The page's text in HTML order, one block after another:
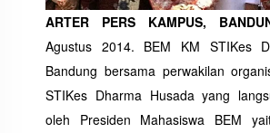
ARTER PERS KAMPUS,
Agustus 2014. BEM KM STIKes
Bandung bersama perwakilan
STIKes Dharma Husada yang
oleh Presiden Mahasiswa BEM